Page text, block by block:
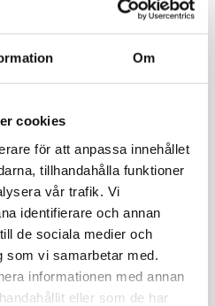
Om
cookies
för att anpassa innehållet
tillhandahålla funktioner
vår trafik. Vi
identifierare och annan
de sociala medier och
vi samarbetar med.
informationen med annan
eller som de har
och läkarkommentar med
ett konto/ladda ner en app.
efter beställning, på ett
klinisk standard i samarbete
läkare ingår alltid, provsvar
vid gravt avvikande